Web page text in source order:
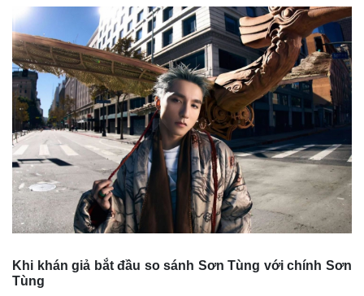
Khi khán giả bắt đầu so sánh Sơn Tùng với chính Sơn
Tùng